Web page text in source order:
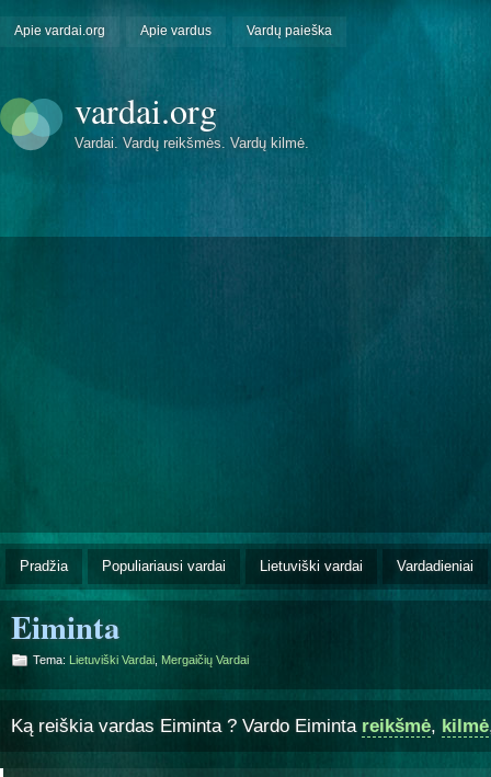
Apie vardai.org Apie vardus Vardų paieška
vardai.org
Vardai. Vardų reikšmės. Vardų kilmė.
Pradžia Populiariausi vardai Lietuviški vardai Vardadieniai
Eiminta
Tema: Lietuviški Vardai Mergaičių Vardai
Ką reiškia vardas Eiminta ? Vardo Eiminta reikšmė, kilmė